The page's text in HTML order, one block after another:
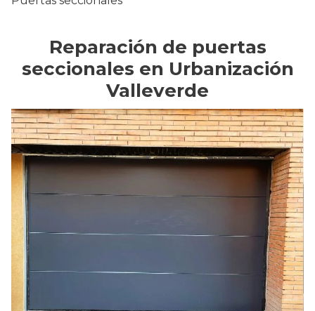
Reparación de puertas
seccionales en Urbanización
Valleverde